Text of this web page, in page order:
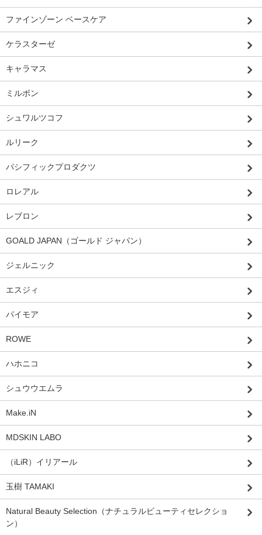
ファインゾーン ベースケア
ケラスターゼ
キャラマス
ミルボン
シュワルツコフ
ルリーク
パシフィックプロダクツ
ロレアル
レブロン
GOALD JAPAN（ゴールド ジャパン）
ジェルニック
エスジィ
パイモア
ROWE
ハホニコ
シュウウエムラ
Make.iN
MDSKIN LABO
（iLiR）イリアール
玉樹 TAMAKI
Natural Beauty Selection（ナチュラルビューティセレクショ
ン）